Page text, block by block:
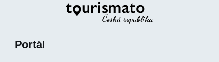
Portál